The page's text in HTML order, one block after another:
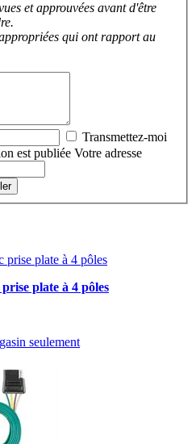
et approuvées avant d'être
qui ont rapport au
Transmettez-moi
est publiée Votre adresse
plate à 4 pôles
seulement